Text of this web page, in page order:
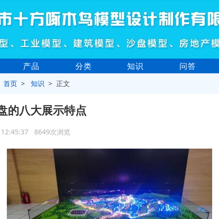
产品 分类 知识 问答
首页 >知识 > 正文
的八大展示特点
8649次浏览